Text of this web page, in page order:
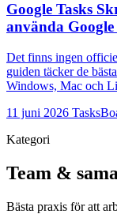
Google Tasks
använda
Det finns ingen
guiden täcker de
Windows, Mac och
11 juni 2026
Kategori
Team &
Bästa praxis för att